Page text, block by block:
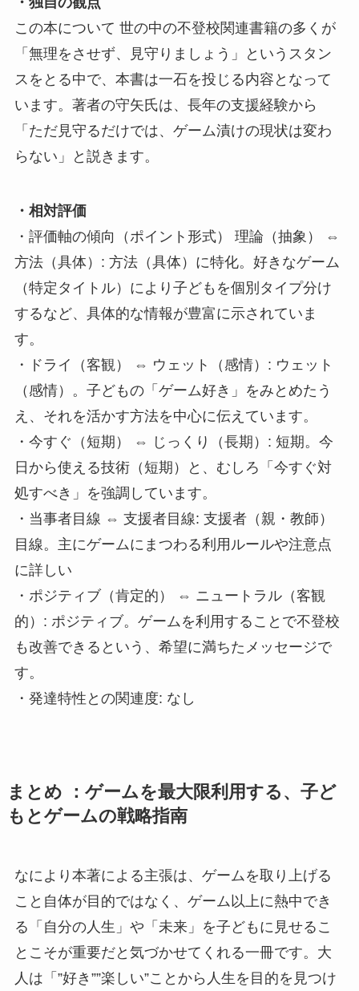
この本について 世の中の不登校関連書籍の多くが
「無理をさせず、見守りましょう」というスタン
スをとる中で、本書は一石を投じる内容となって
います。著者の守矢氏は、長年の支援経験から
「ただ見守るだけでは、ゲーム漬けの現状は変わ
らない」と説きます。
・相対評価
・評価軸の傾向（ポイント形式） 理論（抽象） ⇔
方法（具体）: 方法（具体）に特化。好きなゲーム
（特定タイトル）により子どもを個別タイプ分け
するなど、具体的な情報が豊富に示されていま
す。
・ドライ（客観） ⇔ ウェット（感情）: ウェット
（感情）。子どもの「ゲーム好き」をみとめたう
え、それを活かす方法を中心に伝えています。
・今すぐ（短期） ⇔ じっくり（長期）: 短期。今
日から使える技術（短期）と、むしろ「今すぐ対
処すべき」を強調しています。
・当事者目線 ⇔ 支援者目線: 支援者（親・教師）
目線。主にゲームにまつわる利用ルールや注意点
に詳しい
・ポジティブ（肯定的） ⇔ ニュートラル（客観
的）: ポジティブ。ゲームを利用することで不登校
も改善できるという、希望に満ちたメッセージで
す。
・発達特性との関連度: なし
まとめ ：ゲームを最大限利用する、子ど
もとゲームの戦略指南
なにより本著による主張は、ゲームを取り上げる
こと自体が目的ではなく、ゲーム以上に熱中でき
る「自分の人生」や「未来」を子どもに見せるこ
とこそが重要だと気づかせてくれる一冊です。大
人は「”好き””楽しい”ことから人生を目的を見つけ